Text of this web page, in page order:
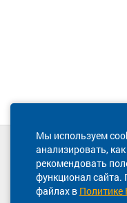
Мы используем
анализировать,
рекомендовать
функционал сайта.
файлах в Политике
8